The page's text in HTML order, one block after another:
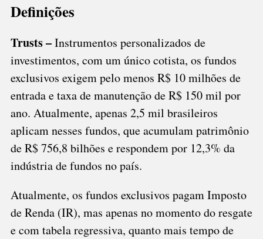
Definições
Trusts –Instrumentos personalizados de
investimentos, com um único cotista, os fundos
exclusivos exigem pelo menos R$ 10 milhões de
entrada e taxa de manutenção de R$ 150 mil por
ano. Atualmente, apenas 2,5 mil brasileiros
aplicam nesses fundos, que acumulam patrimônio
de R$ 756,8 bilhões e respondem por 12,3% da
indústria de fundos no país.
Atualmente, os fundos exclusivos pagam Imposto
de Renda (IR), mas apenas no momento do resgate
e com tabela regressiva, quanto mais tempo de